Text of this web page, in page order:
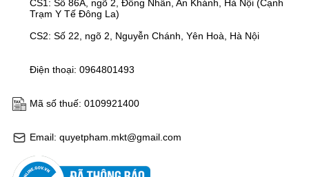
Email: quyetpham.mkt@gmail.com
Mã số thuế: 0109921400
Điện thoại: 0964801493
CS1: Số 86A, ngõ 2, Đồng Nhân, An Khánh, Hà Nội (Cạnh
Trạm Y Tế Đông La)
CS2: Số 22, ngõ 2, Nguyễn Chánh, Yên Hoà, Hà Nội